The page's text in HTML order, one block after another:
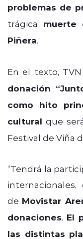
problemas de
trágica muerte
Piñera.
En el texto,
donación
como hito
cultural que
Festival de Viña
“Tendrá la
de Movistar
donaciones. El
las distintas